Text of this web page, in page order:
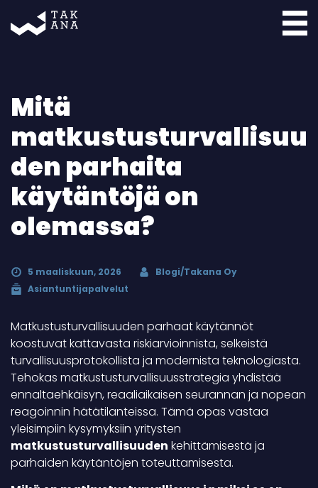
Mitä
matkustusturvallisuu
den parhaita
käytäntöjä on
olemassa?
5 maaliskuun, 2026
Blogi/Takana Oy
Asiantuntijapalvelut
Matkustusturvallisuuden parhaat käytännöt
koostuvat kattavasta riskiarvioinnista, selkeistä
turvallisuusprotokollista ja modernista teknologiasta.
Tehokas matkustusturvallisuusstrategia yhdistää
ennaltaehkäisyn, reaaliaikaisen seurannan ja nopean
reagoinnin hätätilanteissa. Tämä opas vastaa
yleisimpiin kysymyksiin yritysten
matkustusturvallisuuden kehittämisestä ja
parhaiden käytäntöjen toteuttamisesta.